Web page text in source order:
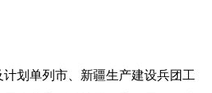
划单列市、新疆生产建设兵团工